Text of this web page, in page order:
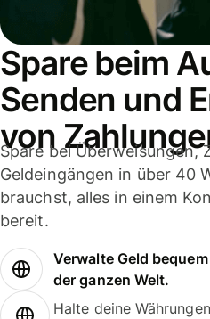
Spare beim
Senden und
von
Spare bei Überweisungen,
Geldeingängen in über 40
brauchst, alles in einem
bereit.
Verwalte Geld
der ganzen Welt.
Halte deine